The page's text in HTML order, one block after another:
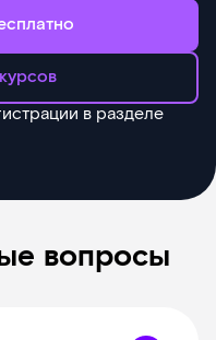
в разделе
вопросы